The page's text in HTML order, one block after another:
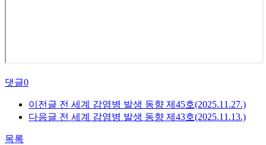
댓글0
이전글 전 세계 감염병 발생 동향 제45호(2025.11.27.)
다음글 전 세계 감염병 발생 동향 제43호(2025.11.13.)
목록